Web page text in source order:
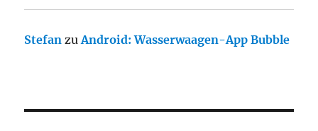
Stefan zuAndroid: Wasserwaagen-App Bubble